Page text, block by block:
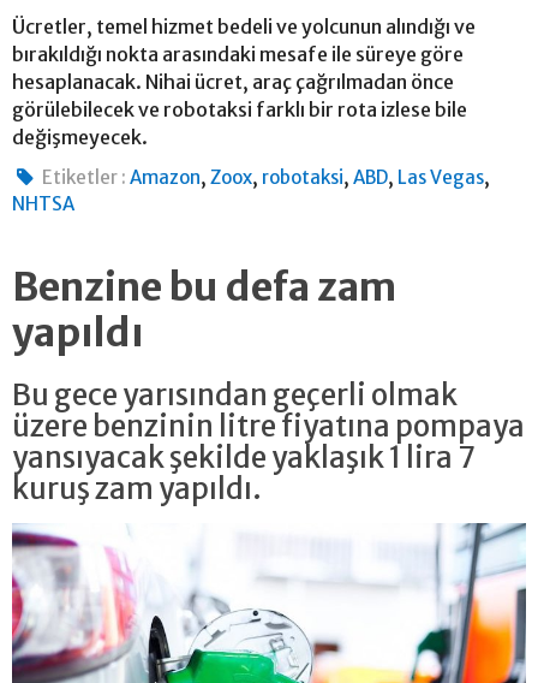
Ücretler, temel hizmet bedeli ve yolcunun alındığı ve
bırakıldığı nokta arasındaki mesafe ile süreye göre
hesaplanacak. Nihai ücret, araç çağrılmadan önce
görülebilecek ve robotaksi farklı bir rota izlese bile
değişmeyecek.
Etiketler : Amazon,Zoox, robotaksi,ABD, Las Vegas,
NHTSA
Benzine bu defa zam
yapıldı
Bu gece yarısından geçerli olmak
üzere benzinin litre fiyatına pompaya
yansıyacak şekilde yaklaşık 1 lira 7
kuruş zam yapıldı.